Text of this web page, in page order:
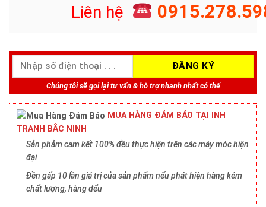
Liên hệ
Chúng tôi sẽ gọi lại tư vấn & hỗ trợ nhanh nhất có thể
MUA HÀNG ĐẢM BẢO TẠI INH
TRANH BẮC NINH
Sản phảm cam kết 100% đều thực hiện trên các máy móc hiện
đại
Đền gấp 10 lần giá trị của sản phẩm nếu phát hiện hàng kém
chất lượng, hàng đểu